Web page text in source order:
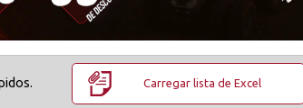
Carregar lista de Excel